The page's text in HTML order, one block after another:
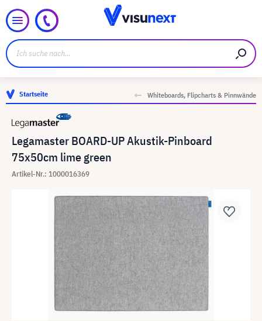
Startseite Whiteboards, Flipcharts & Pinnwände
Legamaster BOARD-UP Akustik-Pinboard
75x50cm lime green
Artikel-Nr.: 1000016369